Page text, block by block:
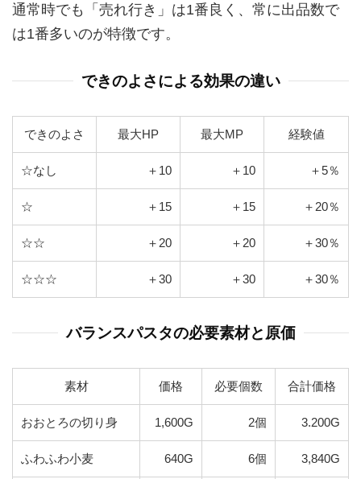
通常時でも「売れ行き」は1番良く、常に出品数で
は1番多いのが特徴です。
できのよさによる効果の違い
できのよさ 最大HP 最大MP 経験値
☆なし ＋10 ＋10 ＋5％
☆ ＋15 ＋15 ＋20％
☆☆ ＋20 ＋20 ＋30％
☆☆☆ ＋30 ＋30 ＋30％
バランスパスタの必要素材と原価
素材 価格 必要個数 合計価格
おおとろの切り身 1,600G 2個 3.200G
ふわふわ小麦 640G 6個 3,840G